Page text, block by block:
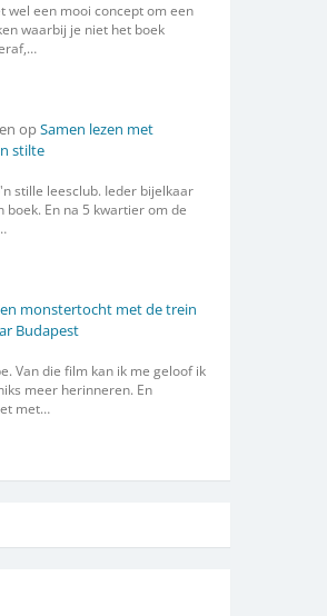
wel een mooi concept om een
waarbij je niet het boek
opSamen lezen met
stilte
stille leesclub. Ieder bijelkaar
boek. En na 5 kwartier om de
monstertocht met de trein
Budapest
Van die film kan ik me geloof ik
meer herinneren. En
met…